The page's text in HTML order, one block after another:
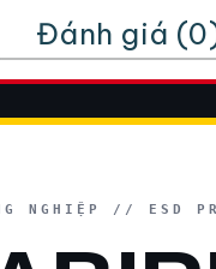
Đánh giá
NGHIỆP // ESD